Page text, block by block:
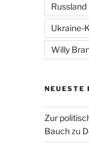
Russland
Ukraine-
Willy
NEUESTE
Zur
Bauchzu